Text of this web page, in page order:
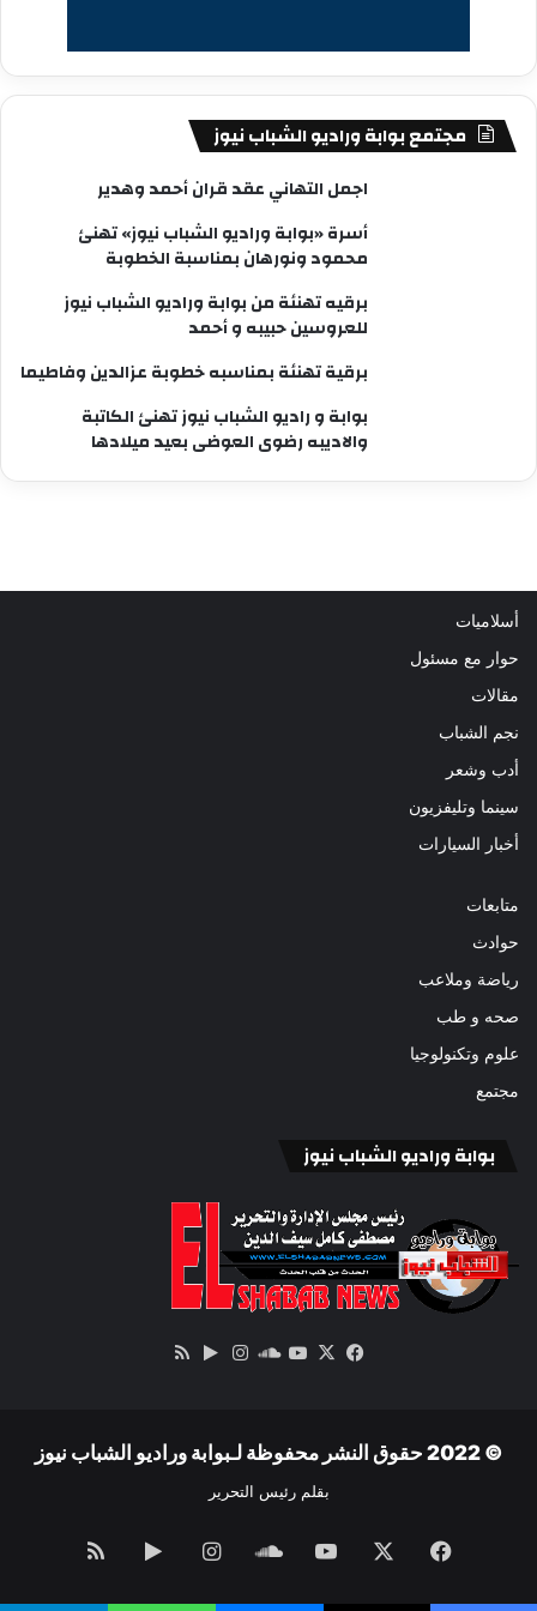
مجتمع بوابة وراديو الشباب نيوز
اجمل التهاني عقد قران أحمد وهدير
أسرة «بوابة وراديو الشباب نيوز» تهنئ
محمود ونورهان بمناسبة الخطوبة
برقيه تهنئة من بوابة وراديو الشباب نيوز
للعروسين حبيبه و أحمد
برقية تهنئة بمناسبه خطوبة عزالدين وفاطيما
بوابة و راديو الشباب نيوز تهنئ الكاتبة
والاديبه رضوى العوضى بعيد ميلادها
أسلاميات
حوار مع مسئول
مقالات
نجم الشباب
أدب وشعر
سينما وتليفزيون
أخبار السيارات
متابعات
حوادث
رياضة وملاعب
صحه و طب
علوم وتكنولوجيا
مجتمع
بوابة وراديو الشباب نيوز
فيسبوك
‫X
‫YouTube
ساوندانستقرام‏Google
© 2022 حقوق النشر محفوظة لـبوابة وراديو الشباب نيوز
بقلم رئيس التحرير
فيسبوك ‫YouTubeساوندانستقرام‏Googleملخص